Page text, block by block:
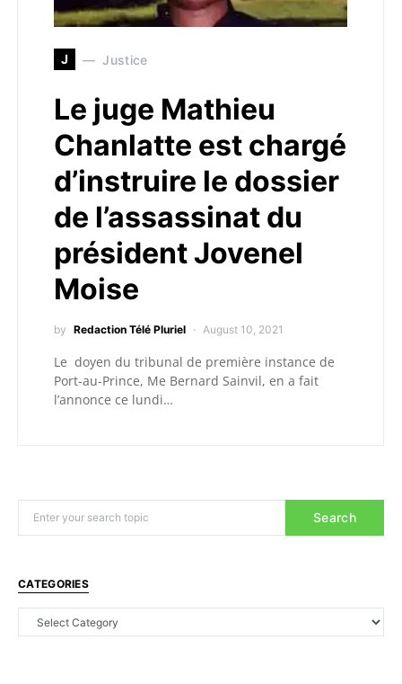
J Justice
Le juge Mathieu
Chanlatte est chargé
d’instruire le dossier
de l’assassinat du
président Jovenel
Moise
by Redaction Télé Pluriel August 10, 2021
Le doyen du tribunal de première instance de
Port-au-Prince, Me Bernard Sainvil, en a fait
l’annonce ce lundi…
Search
CATEGORIES